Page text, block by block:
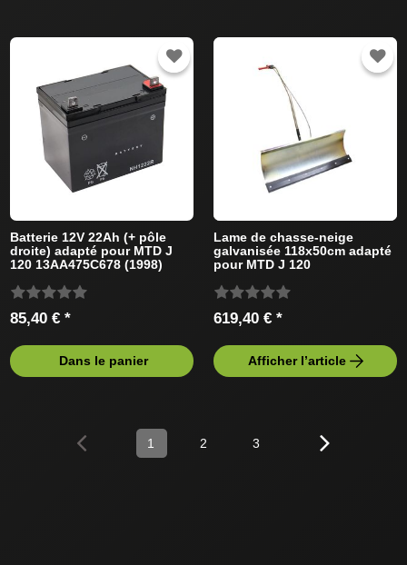
Batterie 12V 22Ah (+ pôle
droite) adapté pour MTD J
120 13AA475C678 (1998)
85,40 € *
Dans le panier
Lame de chasse-neige
galvanisée 118x50cm adapté
pour MTD J 120
pelouse
619,40 € *
Afficher l’article
1 2 3